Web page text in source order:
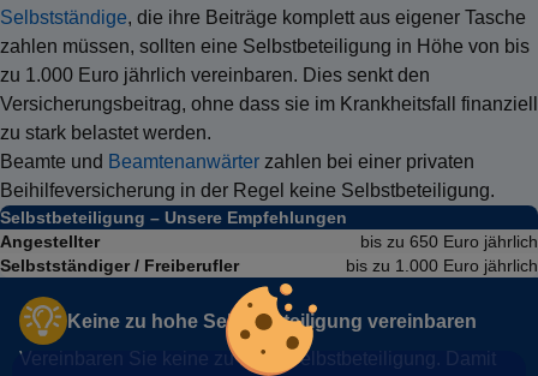
Selbstständige, die ihre Beiträge komplett aus eigener Tasche
zahlen müssen, sollten eine Selbstbeteiligung in Höhe von bis
zu 1.000 Euro jährlich vereinbaren. Dies senkt den
Versicherungsbeitrag, ohne dass sie im Krankheitsfall finanziell
zu stark belastet werden.
Beamte und Beamtenanwärter zahlen bei einer privaten
Beihilfeversicherung in der Regel keine Selbstbeteiligung.
Selbstbeteiligung – Unsere Empfehlungen
Angestellter
bis zu 650 Euro jährlich
Selbstständiger / Freiberufler
bis zu 1.000 Euro jährlich
Keine zu hohe Selbstbeteiligung vereinbaren
Vereinbaren Sie keine zu hohe Selbstbeteiligung. Damit